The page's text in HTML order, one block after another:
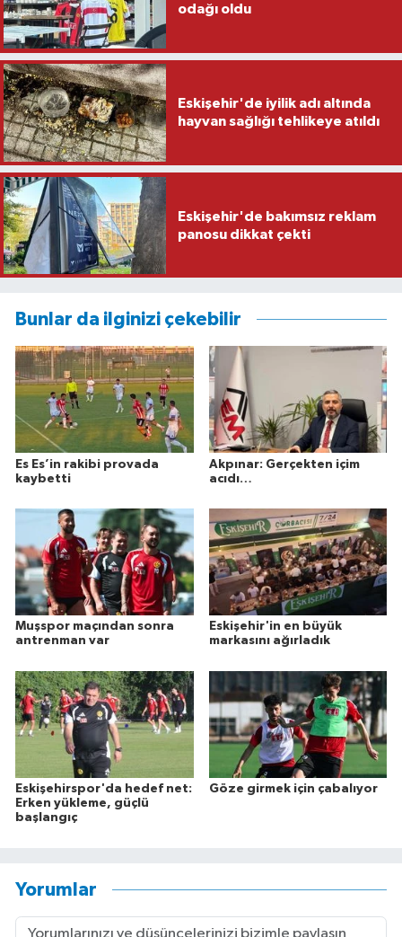
odağı oldu
Eskişehir'de iyilik adı altında
hayvan sağlığı tehlikeye atıldı
Eskişehir'de bakımsız reklam
panosu dikkat çekti
Bunlar da ilginizi çekebilir
Es Es’in rakibi provada
kaybetti
Akpınar: Gerçekten içim
acıdı…
Muşspor maçından sonra
antrenman var
Eskişehir'in en büyük
markasını ağırladık
Eskişehirspor'da hedef net:
Erken yükleme, güçlü
başlangıç
Göze girmek için çabalıyor
Yorumlar